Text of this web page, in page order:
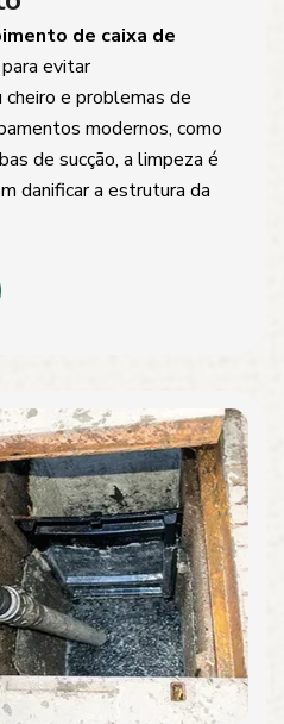
de caixa de
evitar
e problemas de
modernos, como
de sucção, a limpeza é
danificar a estrutura da